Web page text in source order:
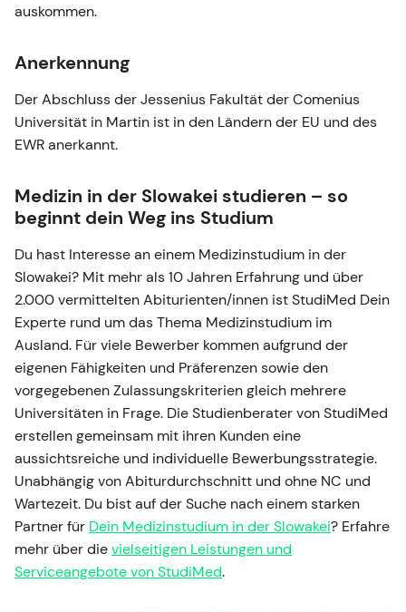
auskommen.
Anerkennung
Der Abschluss der Jessenius Fakultät der Comenius
Universität in Martin ist in den Ländern der EU und des
EWR anerkannt.
Medizin in der Slowakei studieren – so
beginnt dein Weg ins Studium
Du hast Interesse an einem Medizinstudium in der
Slowakei? Mit mehr als 10 Jahren Erfahrung und über
2.000 vermittelten Abiturienten/innen ist StudiMed Dein
Experte rund um das Thema Medizinstudium im
Ausland. Für viele Bewerber kommen aufgrund der
eigenen Fähigkeiten und Präferenzen sowie den
vorgegebenen Zulassungskriterien gleich mehrere
Universitäten in Frage. Die Studienberater von StudiMed
erstellen gemeinsam mit ihren Kunden eine
aussichtsreiche und individuelle Bewerbungsstrategie.
Unabhängig von Abiturdurchschnitt und ohne NC und
Wartezeit. Du bist auf der Suche nach einem starken
Partner für Dein Medizinstudium in der Slowakei? Erfahre
mehr über dievielseitigen Leistungen und
Serviceangebote von StudiMed.